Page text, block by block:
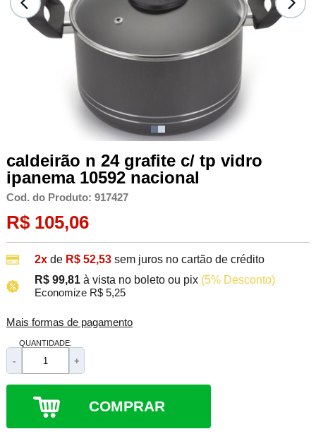
caldeirão n 24 grafite c/ tp vidro
ipanema 10592 nacional
Cod. do Produto: 917427
R$ 105,06
2xde R$ 52,53 sem juros no cartão de crédito
R$ 99,81 à vista no boleto ou pix (5% Desconto)
Economize R$ 5,25
Mais formas de pagamento
QUANTIDADE:
- +
COMPRAR